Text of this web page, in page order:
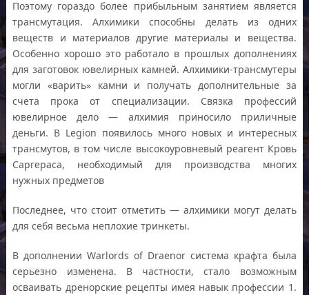
Поэтому гораздо более прибыльным занятием является
трансмутация. Алхимики способны делать из одних
веществ и материалов другие материалы и вещества.
Особенно хорошо это работало в прошлых дополнениях
для заготовок ювелирных камней. Алхимики-трансмутеры
могли «варить» камни и получать дополнительные за
счета прока от специализации. Связка профессий
ювелирное дело — алхимия приносило приличные
деньги. В Legion появилось много новых и интересных
трансмутов, в том числе высокоуровневый реагент Кровь
Саргераса, необходимый для производства многих
нужных предметов
Последнее, что стоит отметить — алхимики могут делать
для себя весьма неплохие тринкеты.
В дополнении Warlords of Draenor система крафта была
серьезно изменена. В частности, стало возможным
осваивать дренорские рецепты имея навык профессии 1.